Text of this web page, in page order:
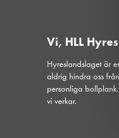
Vi, HLL
Hyreslandslaget är
aldrig hindra oss
personliga
vi verkar.